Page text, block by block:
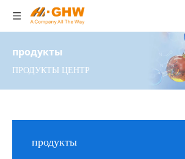
продукты
ПРОДУКТЫ ЦЕНТР
продукты